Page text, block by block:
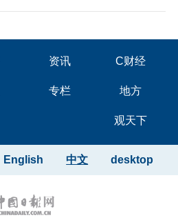
资讯 C财经
专栏 地方
观天下
desktop
中文
English